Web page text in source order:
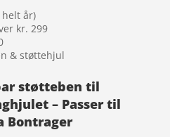
helt år)
kr. 299
& støttehjul
støtteben til
– Passer til
Bontrager